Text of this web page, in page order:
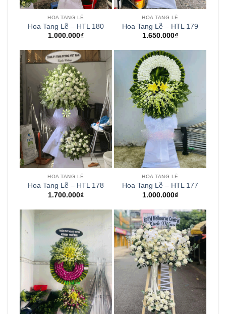
HOA TANG LỄ
Hoa Tang Lễ – HTL 180
1.000.000₫
HOA TANG LỄ
Hoa Tang Lễ – HTL 179
1.650.000₫
HOA TANG LỄ
Hoa Tang Lễ – HTL 178
1.700.000₫
HOA TANG LỄ
Hoa Tang Lễ – HTL 177
1.000.000₫